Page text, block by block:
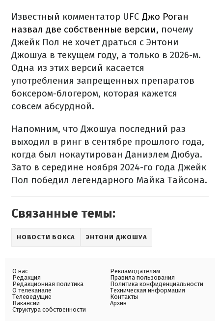
Известный комментатор UFC Джо Роган
назвал две собственные версии, почему
Джейк Пол не хочет драться с Энтони
Джошуа в текущем году, а только в 2026-м.
Одна из этих версий касается
употребления запрещенных препаратов
боксером-блогером, которая кажется
совсем абсурдной.
Напомним, что Джошуа последний раз
выходил в ринг в сентябре прошлого года,
когда был нокаутирован Даниэлем Дюбуа.
Зато в середине ноября 2024-го года Джейк
Пол победил легендарного Майка Тайсона.
Связанные темы:
НОВОСТИ БОКСА ЭНТОНИ ДЖОШУА
О нас
Редакция
Редакционная политика
О телеканале
Телеведущие
Вакансии
Структура собственности
Рекламодателям
Правила пользования
Политика конфиденциальности
Техническая информация
Контакты
Архив